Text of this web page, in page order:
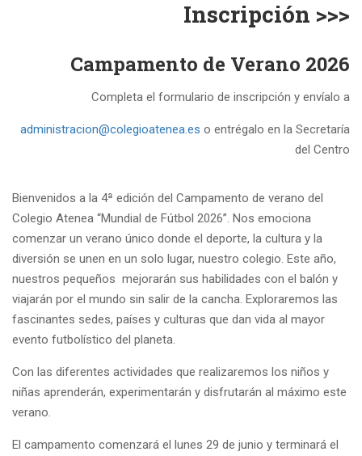
Inscripción >>>
Campamento de Verano 2026
Completa el formulario de inscripción y envíalo a
administracion@colegioatenea.es o entrégalo en la Secretaría
del Centro
Bienvenidos a la 4ª edición del Campamento de verano del
Colegio Atenea “Mundial de Fútbol 2026”. Nos emociona
comenzar un verano único donde el deporte, la cultura y la
diversión se unen en un solo lugar, nuestro colegio. Este año,
nuestros pequeños mejorarán sus habilidades con el balón y
viajarán por el mundo sin salir de la cancha. Exploraremos las
fascinantes sedes, países y culturas que dan vida al mayor
evento futbolístico del planeta.
Con las diferentes actividades que realizaremos los niños y
niñas aprenderán, experimentarán y disfrutarán al máximo este
verano.
El campamento comenzará el lunes 29 de junio y terminará el